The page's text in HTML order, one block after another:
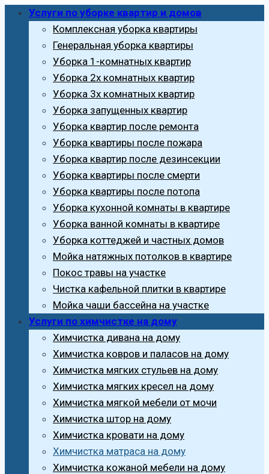
Услуги по уборке квартир и домов
Комплексная уборка квартиры
Генеральная уборка квартиры
Уборка 1-комнатных квартир
Уборка 2х комнатных квартир
Уборка 3х комнатных квартир
Уборка запущенных квартир
Уборка квартир после ремонта
Уборка квартиры после пожара
Уборка квартир после дезинсекции
Уборка квартиры после смерти
Уборка квартиры после потопа
Уборка кухонной комнаты в квартире
Уборка ванной комнаты в квартире
Уборка коттеджей и частных домов
Мойка натяжных потолков в квартире
Покос травы на участке
Чистка кафельной плитки в квартире
Мойка чаши бассейна на участке
Услуги по химчистке на дому
Химчистка дивана на дому
Химчистка ковров и паласов на дому
Химчистка мягких стульев на дому
Химчистка мягких кресел на дому
Химчистка мягкой мебели от мочи
Химчистка штор на дому
Химчистка кровати на дому
Химчистка матраса на дому
Химчистка кожаной мебели на дому